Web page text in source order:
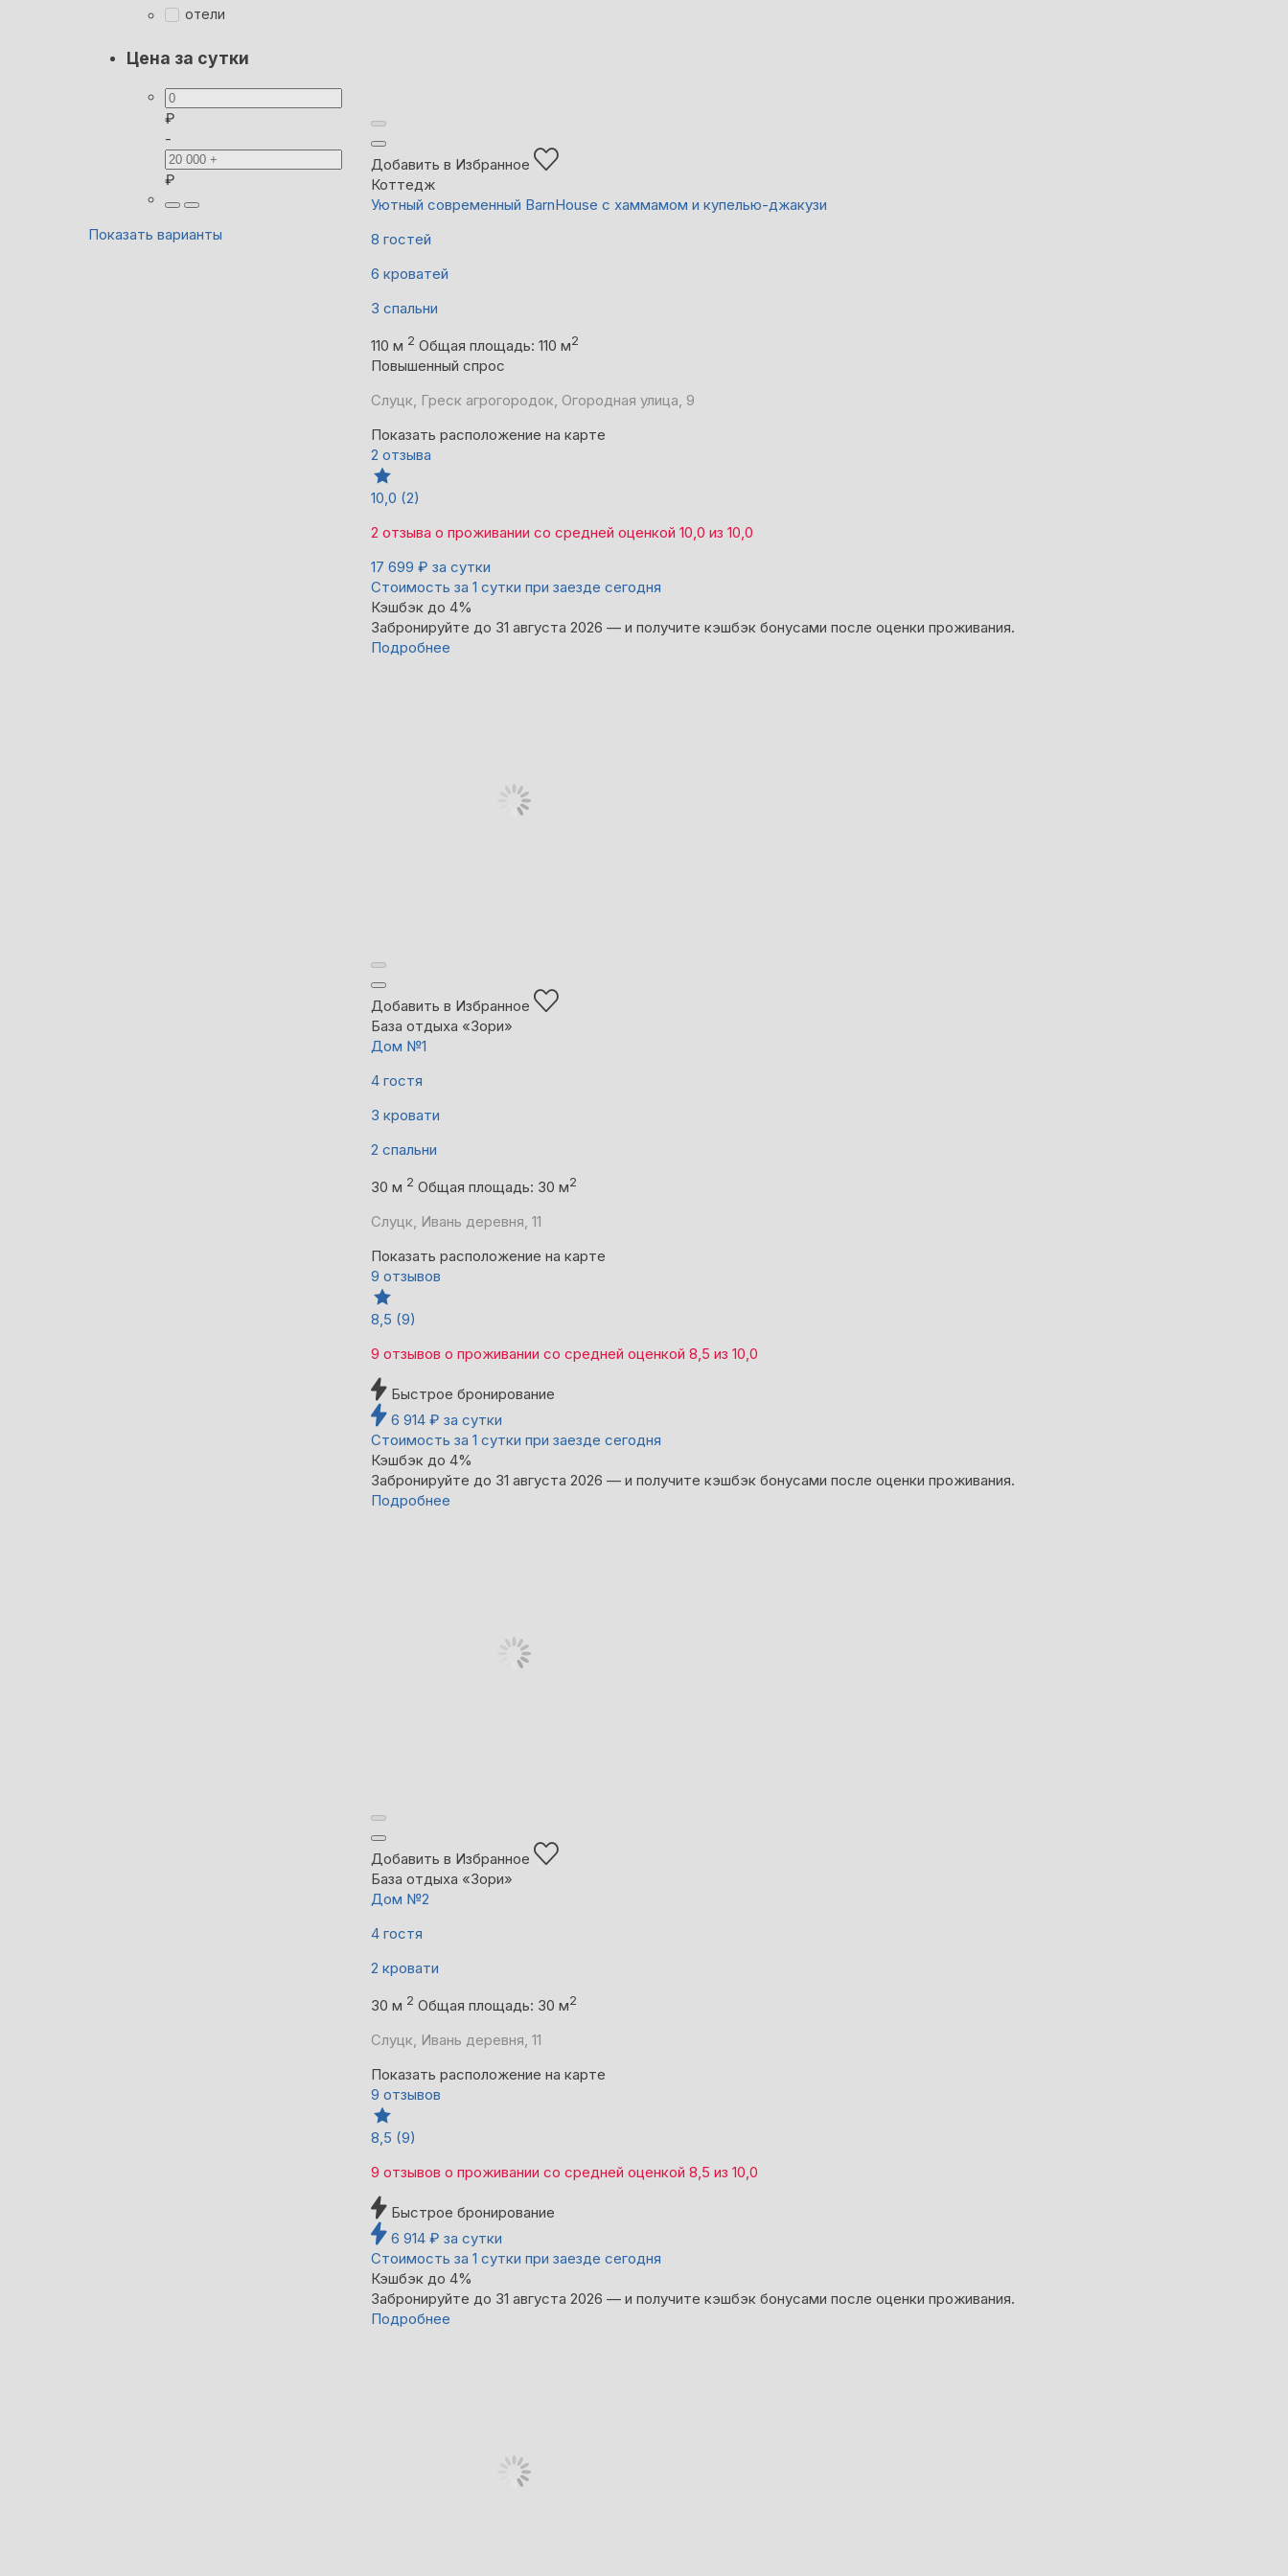
отели
Цена за сутки
₽
-
₽
Показать варианты
Добавить в Избранное
Коттедж
Уютный современный BarnHouse с хаммамом и купелью-джакузи
8 гостей
6 кроватей
3 спальни
110 м 2 Общая площадь: 110 м2
Повышенный спрос
Слуцк, Греск агрогородок, Огородная улица, 9
Показать расположение на карте
2 отзыва
10,0 (2)
2 отзыва о проживании со средней оценкой 10,0 из 10,0
17 699 ₽ за сутки
Стоимость за 1 сутки при заезде сегодня
Кэшбэк до 4%
Забронируйте до 31 августа 2026 — и получите кэшбэк бонусами после оценки проживания.
Подробнее
Добавить в Избранное
База отдыха «Зори»
Дом №1
4 гостя
3 кровати
2 спальни
30 м 2 Общая площадь: 30 м2
Слуцк, Ивань деревня, 11
Показать расположение на карте
9 отзывов
8,5 (9)
9 отзывов о проживании со средней оценкой 8,5 из 10,0
Быстрое бронирование
6 914 ₽ за сутки
Стоимость за 1 сутки при заезде сегодня
Кэшбэк до 4%
Забронируйте до 31 августа 2026 — и получите кэшбэк бонусами после оценки проживания.
Подробнее
Добавить в Избранное
База отдыха «Зори»
Дом №2
4 гостя
2 кровати
30 м 2 Общая площадь: 30 м2
Слуцк, Ивань деревня, 11
Показать расположение на карте
9 отзывов
8,5 (9)
9 отзывов о проживании со средней оценкой 8,5 из 10,0
Быстрое бронирование
6 914 ₽ за сутки
Стоимость за 1 сутки при заезде сегодня
Кэшбэк до 4%
Забронируйте до 31 августа 2026 — и получите кэшбэк бонусами после оценки проживания.
Подробнее